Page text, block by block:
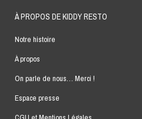
À PROPOS DE KIDDY RESTO
Notre histoire
À propos
On parle de nous… Merci !
Espace presse